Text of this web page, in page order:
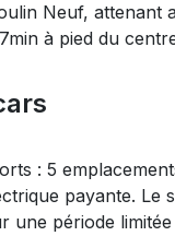
Neuf, attenant
à pied du
: 5
payante. Le
une période